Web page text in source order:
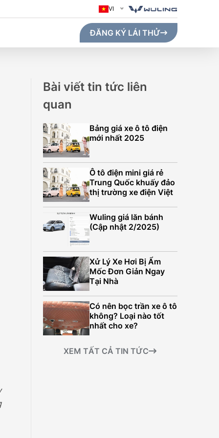
VI
ĐĂNG KÝ LÁI THỬ
MAX (410KM)
499.000.000Đ
Bài viết tin tức liên
quan
Bảng giá xe ô tô điện
mới nhất 2025
Ô tô điện mini giá rẻ
Trung Quốc khuấy đảo
thị trường xe điện Việt
Wuling giá lăn bánh
(Cập nhật 2/2025)
Xử Lý Xe Hơi Bị Ẩm
Mốc Đơn Giản Ngay
Tại Nhà
Có nên bọc trần xe ô tô
không? Loại nào tốt
nhất cho xe?
XEM TẤT CẢ TIN TỨC